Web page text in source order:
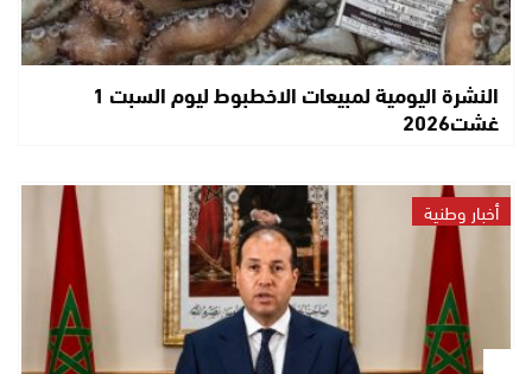
النشرة اليومية لمبيعات الاخطبوط ليوم السبت 1
غشت2026
أخبار وطنية